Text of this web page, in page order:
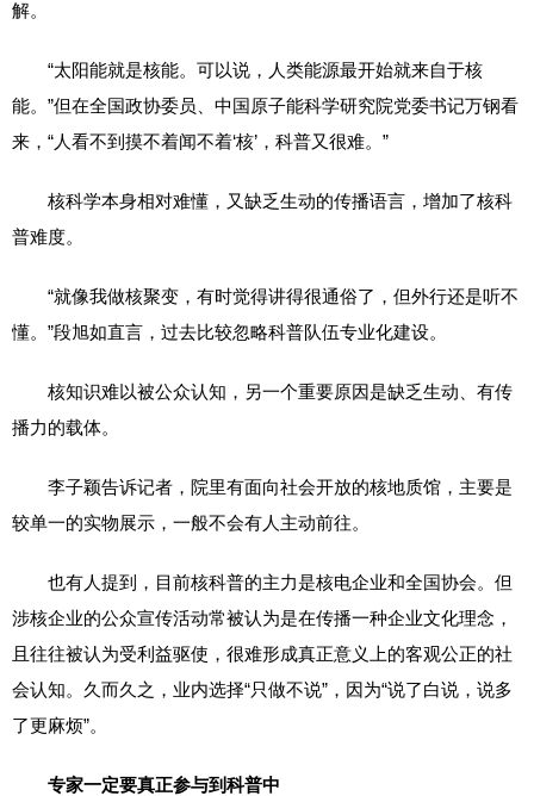
解。
“太阳能就是核能。可以说，人类能源最开始就来自于核
能。”但在全国政协委员、中国原子能科学研究院党委书记万钢看
来，“人看不到摸不着闻不着‘核’，科普又很难。”
核科学本身相对难懂，又缺乏生动的传播语言，增加了核科
普难度。
“就像我做核聚变，有时觉得讲得很通俗了，但外行还是听不
懂。”段旭如直言，过去比较忽略科普队伍专业化建设。
核知识难以被公众认知，另一个重要原因是缺乏生动、有传
播力的载体。
李子颖告诉记者，院里有面向社会开放的核地质馆，主要是
较单一的实物展示，一般不会有人主动前往。
也有人提到，目前核科普的主力是核电企业和全国协会。但
涉核企业的公众宣传活动常被认为是在传播一种企业文化理念，
且往往被认为受利益驱使，很难形成真正意义上的客观公正的社
会认知。久而久之，业内选择“只做不说”，因为“说了白说，说多
了更麻烦”。
专家一定要真正参与到科普中